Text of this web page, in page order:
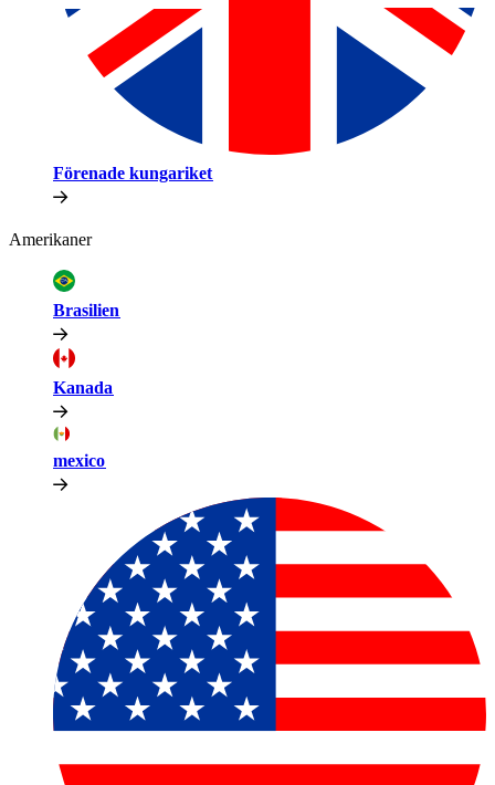
Förenade kungariket​​
Amerikaner​​
Brasilien​​
Kanada​​
mexico​​